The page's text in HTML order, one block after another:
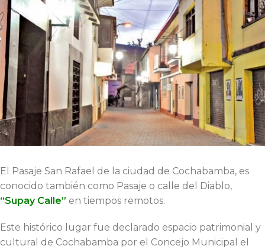
El Pasaje San Rafael de la ciudad de Cochabamba, es
conocido también como Pasaje o calle del Diablo,
“Supay Calle” en tiempos remotos.
Este histórico lugar fue declarado espacio patrimonial y
cultural de Cochabamba por el Concejo Municipal el